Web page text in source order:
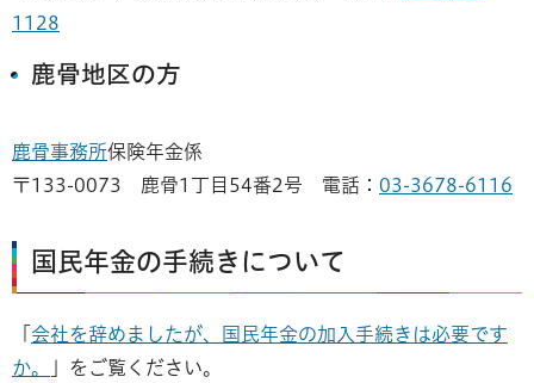
1128
鹿骨地区の方
鹿骨事務所保険年金係
〒133-0073 鹿骨1丁目54番2号 電話： 03-3678-6116
国民年金の手続きについて
会社を辞めましたが、国民年金の加入手続きは必要です
か。
」をご覧ください。